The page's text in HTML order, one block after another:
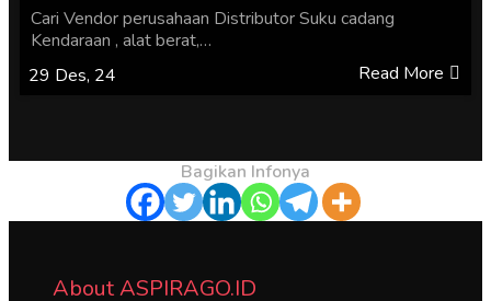
29 Des, 24
Cari Vendor perusahaan Distributor Suku cadang
Kendaraan , alat berat,…
Read More
Bagikan Infonya
About ASPIRAGO.ID